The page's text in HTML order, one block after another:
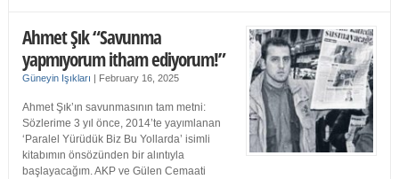
Ahmet Şık “Savunma
yapmıyorum itham ediyorum!”
Güneyin Işıkları | February 16, 2025
Ahmet Şık’ın savunmasının tam metni:
Sözlerime 3 yıl önce, 2014’te yayımlanan
‘Paralel Yürüdük Biz Bu Yollarda’ isimli
kitabımın önsözünden bir alıntıyla
başlayacağım. AKP ve Gülen Cemaati